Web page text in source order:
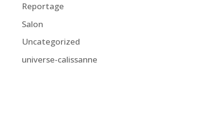
Reportage
Salon
Uncategorized
universe-calissanne